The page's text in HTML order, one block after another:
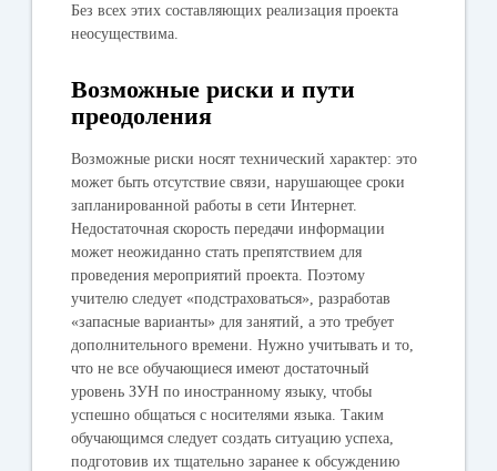
Без всех этих составляющих реализация проекта
неосуществима.
Возможные риски и пути
преодоления
Возможные риски носят технический характер: это
может быть отсутствие связи, нарушающее сроки
запланированной работы в сети Интернет.
Недостаточная скорость передачи информации
может неожиданно стать препятствием для
проведения мероприятий проекта. Поэтому
учителю следует «подстраховаться», разработав
«запасные варианты» для занятий, а это требует
дополнительного времени. Нужно учитывать и то,
что не все обучающиеся имеют достаточный
уровень ЗУН по иностранному языку, чтобы
успешно общаться с носителями языка. Таким
обучающимся следует создать ситуацию успеха,
подготовив их тщательно заранее к обсуждению